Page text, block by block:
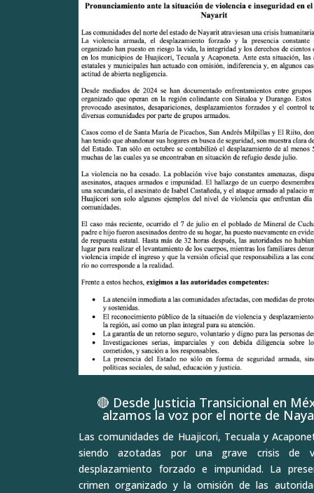
🔴 Desde Justicia Transicional en
alzamos la voz por el norte de
Las comunidades de Huajicori, Tecuala y
siendo azotadas por una grave crisis de
desplazamiento forzado e impunidad. La
crimen organizado y la omisión de las